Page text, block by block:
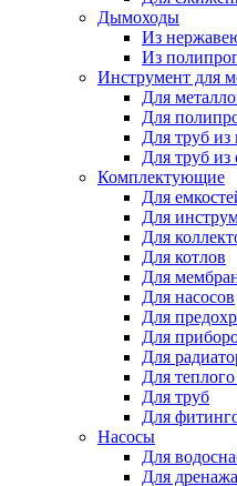
Дымоходы
Из
Из
Инструмент для
Для
Для
Для труб из
Для труб из
Комплектующие
Для
Для
Для
Для котлов
Для
Для насосов
Для
Для
Для
Для
Для труб
Для
Насосы
Для
Для